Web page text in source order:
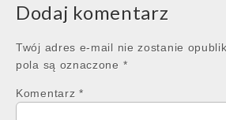
Dodaj komentarz
Twój adres e-mail nie zostanie
pola są oznaczone *
Komentarz *